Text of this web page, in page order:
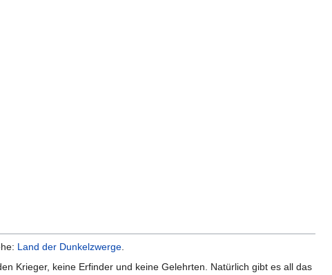
Land der Dunkelzwerge.
Krieger, keine Erfinder und keine Gelehrten. Natürlich gibt es all das